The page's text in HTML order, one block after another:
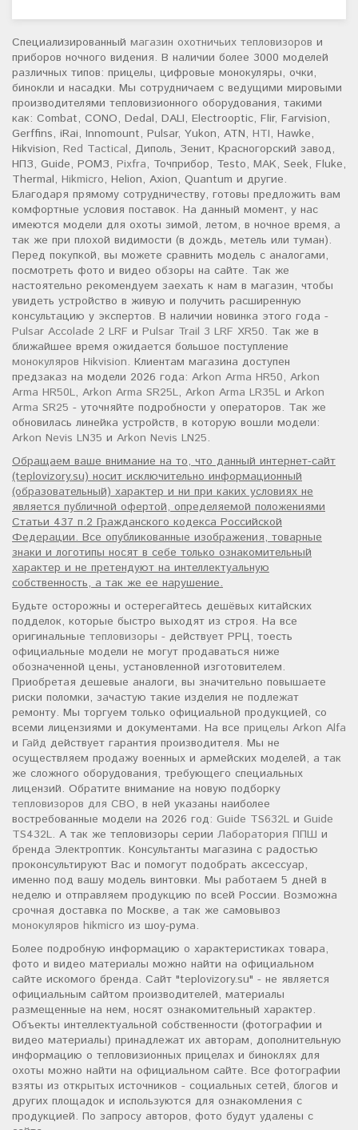
Специализированный магазин охотничьих тепловизоров и
приборов ночного видения. В наличии более 3000 моделей
различных типов: прицелы, цифровые монокуляры, очки,
бинокли и насадки. Мы сотрудничаем с ведущими мировыми
производителями тепловизионного оборудования, такими
как: Combat, CONO, Dedal, DALI, Electrooptic, Flir, Farvision,
Gerffins, iRai, Innomount, Pulsar, Yukon, ATN, HTI, Hawke,
Hikvision, Red Tactical, Диполь, Зенит, Красногорский завод,
НПЗ, Guide, РОМЗ, Pixfra, Точприбор, Testo, MAK, Seek, Fluke,
Thermal, Hikmicro, Helion, Axion, Quantum и другие.
Благодаря прямому сотрудничеству, готовы предложить вам
комфортные условия поставок. На данный момент, у нас
имеются модели для охоты зимой, летом, в ночное время, а
так же при плохой видимости (в дождь, метель или туман).
Перед покупкой, вы можете сравнить модель с аналогами,
посмотреть фото и видео обзоры на сайте. Так же
настоятельно рекомендуем заехать к нам в магазин, чтобы
увидеть устройство в живую и получить расширенную
консультацию у экспертов. В наличии новинка этого года -
Pulsar Accolade 2 LRF и Pulsar Trail 3 LRF XR50. Так же в
ближайшее время ожидается большое поступление
монокуляров Hikvision. Клиентам магазина доступен
предзаказ на модели 2026 года: Arkon Arma HR50, Arkon
Arma HR50L, Arkon Arma SR25L, Arkon Arma LR35L и Arkon
Arma SR25 - уточняйте подробности у операторов. Так же
обновилась линейка устройств, в которую вошли модели:
Arkon Nevis LN35 и Arkon Nevis LN25.
Обращаем ваше внимание на то, что данный интернет-сайт
(teplovizory.su) носит исключительно информационный
(образовательный) характер и ни при каких условиях не
является публичной офертой, определяемой положениями
Статьи 437 п.2 Гражданского кодекса Российской
Федерации. Все опубликованные изображения, товарные
знаки и логотипы носят в себе только ознакомительный
характер и не претендуют на интеллектуальную
собственность, а так же ее нарушение.
Будьте осторожны и остерегайтесь дешёвых китайских
подделок, которые быстро выходят из строя. На все
оригинальные тепловизоры - действует РРЦ, тоесть
официальные модели не могут продаваться ниже
обозначенной цены, установленной изготовителем.
Приобретая дешевые аналоги, вы значительно повышаете
риски поломки, зачастую такие изделия не подлежат
ремонту. Мы торгуем только официальной продукцией, со
всеми лицензиями и документами. На все прицелы Arkon Alfa
и Гайд действует гарантия производителя. Мы не
осуществляем продажу военных и армейских моделей, а так
же сложного оборудования, требующего специальных
лицензий. Обратите внимание на новую подборку
тепловизоров для СВО, в ней указаны наиболее
востребованные модели на 2026 год: Guide TS632L и Guide
TS432L. А так же тепловизоры серии Лаборатория ППШ и
бренда Электроптик. Консультанты магазина с радостью
проконсультируют Вас и помогут подобрать аксессуар,
именно под вашу модель винтовки. Мы работаем 5 дней в
неделю и отправляем продукцию по всей России. Возможна
срочная доставка по Москве, а так же самовывоз
монокуляров hikmicro из шоу-рума.
Более подробную информацию о характеристиках товара,
фото и видео материалы можно найти на официальном
сайте искомого бренда. Сайт "teplovizory.su" - не является
официальным сайтом производителей, материалы
размещенные на нем, носят ознакомительный характер.
Объекты интеллектуальной собственности (фотографии и
видео материалы) принадлежат их авторам, дополнительную
информацию о тепловизионных прицелах и биноклях для
охоты можно найти на официальном сайте. Все фотографии
взяты из открытых источников - социальных сетей, блогов и
других площадок и используются для ознакомления с
продукцией. По запросу авторов, фото будут удалены с